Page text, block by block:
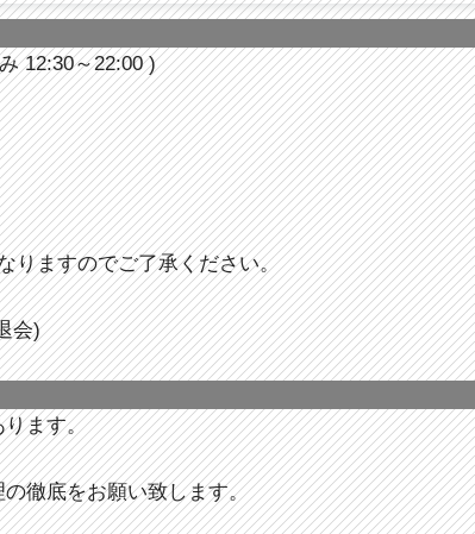
12:30～22:00 )
りますのでご了承ください。
会)
ます。
徹底をお願い致します。